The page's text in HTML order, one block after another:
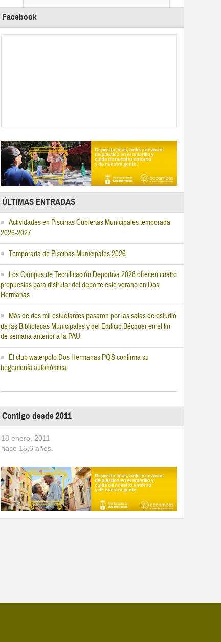
Facebook
ÚLTIMAS ENTRADAS
Actividades en Piscinas Cubiertas Municipales temporada
2026-2027
Temporada de Piscinas Municipales 2026
Los Campus de Tecnificación Deportiva 2026 ofrecen cuatro
propuestas para disfrutar del deporte este verano en Dos
Hermanas
Más de dos mil estudiantes pasaron por las salas de estudio
de las Bibliotecas Municipales y del Edificio Bécquer en el fin
de semana anterior a la PAU
El club waterpolo Dos Hermanas PQS confirma su
hegemonía autonómica
Contigo desde 2011
18 enero, 2011
hace 15,6 años.